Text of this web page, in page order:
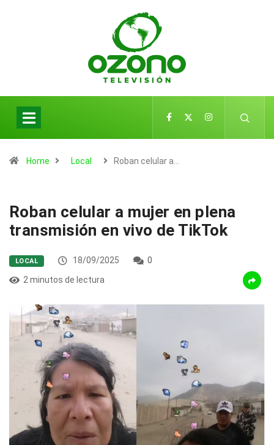
Home Local Roban celular a…
Roban celular a mujer en plena
transmisión en vivo de TikTok
LOCAL 18/09/2025
0
2 minutos de lectura